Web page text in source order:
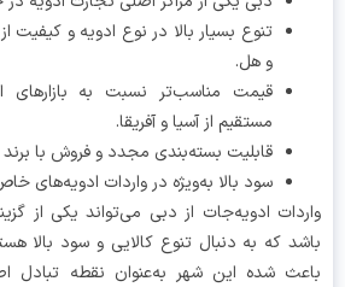
تنوع بسیار بالا در نوع ادویه و کیفیت از
قیمت مناسب‌تر نسبت به بازارهای
مستقیم از آسیا و آفریقا.
قابلیت بسته‌بندی مجدد و فروش با برند ایرانی
سود بالا به‌ویژه در واردات ادویه‌های خاص و
ادویه‌جات از دبی می‌تواند یکی از
که به دنبال تنوع کالایی و سود بالا
شده این شهر به‌عنوان نقطه تبادل اصلی